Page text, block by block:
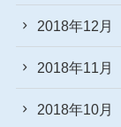
2018年12月
2018年11月
2018年10月